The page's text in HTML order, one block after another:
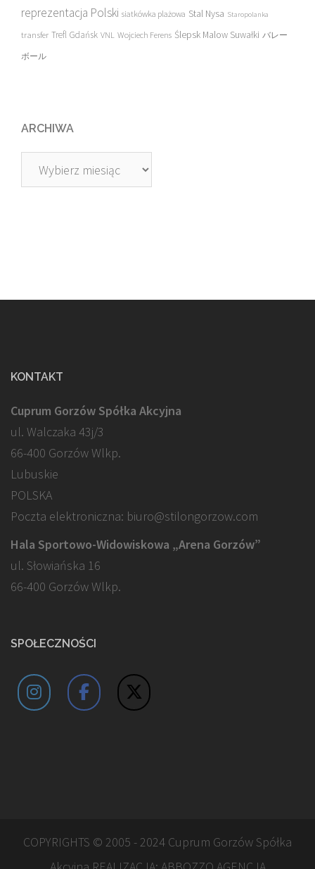
reprezentacja Polski siatkówka plażowa Stal Nysa Staropolanka
transfer Trefl Gdańsk VNL Wojciech Ferens Ślepsk Malow Suwałki バレー
ボール
ARCHIWA
Archiwa
KONTAKT
Cuprum Gorzów Spółka Akcyjna
ul. Walczaka 43j/3
66-400 Gorzów Wlkp.
Lubuskie
POLSKA
Poczta elektroniczna: biuro@stilongorzow.com
Hala Sportowo-Widowiskowa „Arena Gorzów”
ul. Słowiańska 16
66-400 Gorzów Wlkp.
SPOŁECZNOŚCI
COPYRIGHTS © 2005 - 2024 Cuprum Gorzów Spółka